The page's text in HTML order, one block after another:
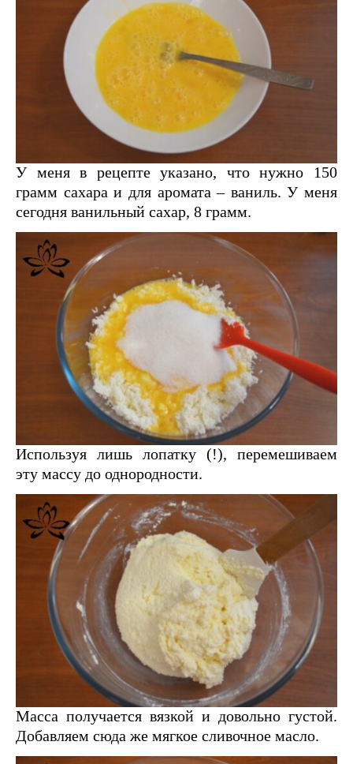
У меня в рецепте указано, что нужно 150
грамм сахара и для аромата – ваниль. У меня
сегодня ванильный сахар, 8 грамм.
Используя лишь лопатку (!), перемешиваем
эту массу до однородности.
Масса получается вязкой и довольно густой.
Добавляем сюда же мягкое сливочное масло.